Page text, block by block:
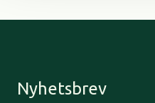
Nyhetsbrev